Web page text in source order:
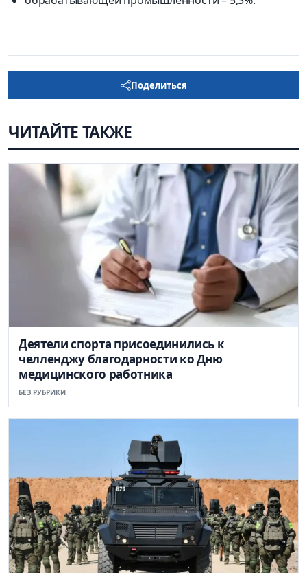
Поделиться
ЧИТАЙТЕ ТАКЖЕ
Деятели спорта присоединились к
челленджу благодарности ко Дню
медицинского работника
БЕЗ РУБРИКИ